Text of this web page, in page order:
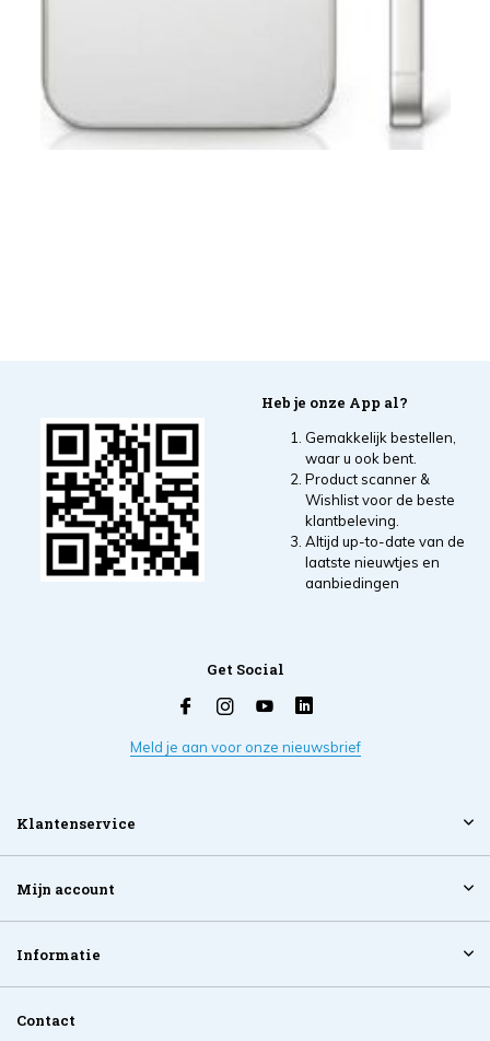
Heb je onze App al?
Gemakkelijk bestellen,
waar u ook bent.
Product scanner &
Wishlist voor de beste
klantbeleving.
Altijd up-to-date van de
laatste nieuwtjes en
aanbiedingen
Get Social
Meld je aan voor onze nieuwsbrief
Klantenservice
Mijn account
Informatie
Contact